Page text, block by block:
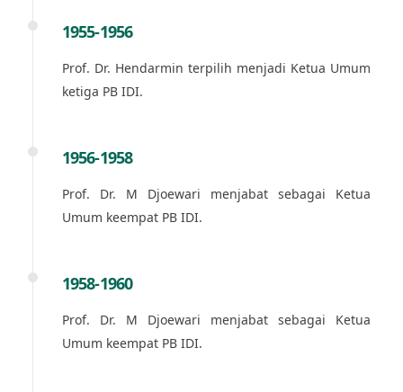
1955-1956
Prof. Dr. Hendarmin terpilih menjadi Ketua Umum
ketiga PB IDI.
1956-1958
Prof. Dr. M Djoewari menjabat sebagai Ketua
Umum keempat PB IDI.
1958-1960
Prof. Dr. M Djoewari menjabat sebagai Ketua
Umum keempat PB IDI.